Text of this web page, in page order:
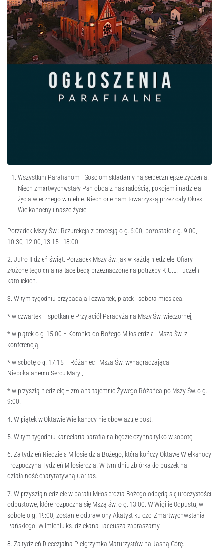
Wszystkim Parafianom i Gościom składamy najserdeczniejsze życzenia.
Niech zmartwychwstały Pan obdarz nas radością, pokojem i nadzieją
życia wiecznego w niebie. Niech one nam towarzyszą przez cały Okres
Wielkanocny i nasze życie.
Porządek Mszy Św.: Rezurekcja z procesją o g. 6:00; pozostałe o g. 9:00,
10:30, 12:00, 13:15 i 18:00.
2. Jutro II dzień świąt. Porządek Mszy Św. jak w każdą niedzielę. Ofiary
złożone tego dnia na tacę będą przeznaczone na potrzeby K.U.L. i uczelni
katolickich.
3. W tym tygodniu przypadają I czwartek, piątek i sobota miesiąca:
* w czwartek – spotkanie Przyjaciół Paradyża na Mszy Św. wieczornej,
* w piątek o g. 15:00 – Koronka do Bożego Miłosierdzia i Msza Św. z
konferencją,
* w sobotę o g. 17:15 – Różaniec i Msza Św. wynagradzająca
Niepokalanemu Sercu Maryi,
* w przyszłą niedzielę – zmiana tajemnic Żywego Różańca po Mszy Św. o g.
9:00.
4. W piątek w Oktawie Wielkanocy nie obowiązuje post.
5. W tym tygodniu kancelaria parafialna będzie czynna tylko w sobotę.
6. Za tydzień Niedziela Miłosierdzia Bożego, która kończy Oktawę Wielkanocy
i rozpoczyna Tydzień Miłosierdzia. W tym dniu zbiórka do puszek na
działalność charytatywną Caritas.
7. W przyszłą niedzielę w parafii Miłosierdzia Bożego odbędą się uroczystości
odpustowe, które rozpoczną się Mszą Św. o g. 13:00. W Wigilię Odpustu, w
sobotę o g. 19:00, zostanie odprawiony Akatyst ku czci Zmartwychwstania
Pańskiego. W imieniu ks. dziekana Tadeusza zapraszamy.
8. Za tydzień Diecezjalna Pielgrzymka Maturzystów na Jasną Górę.